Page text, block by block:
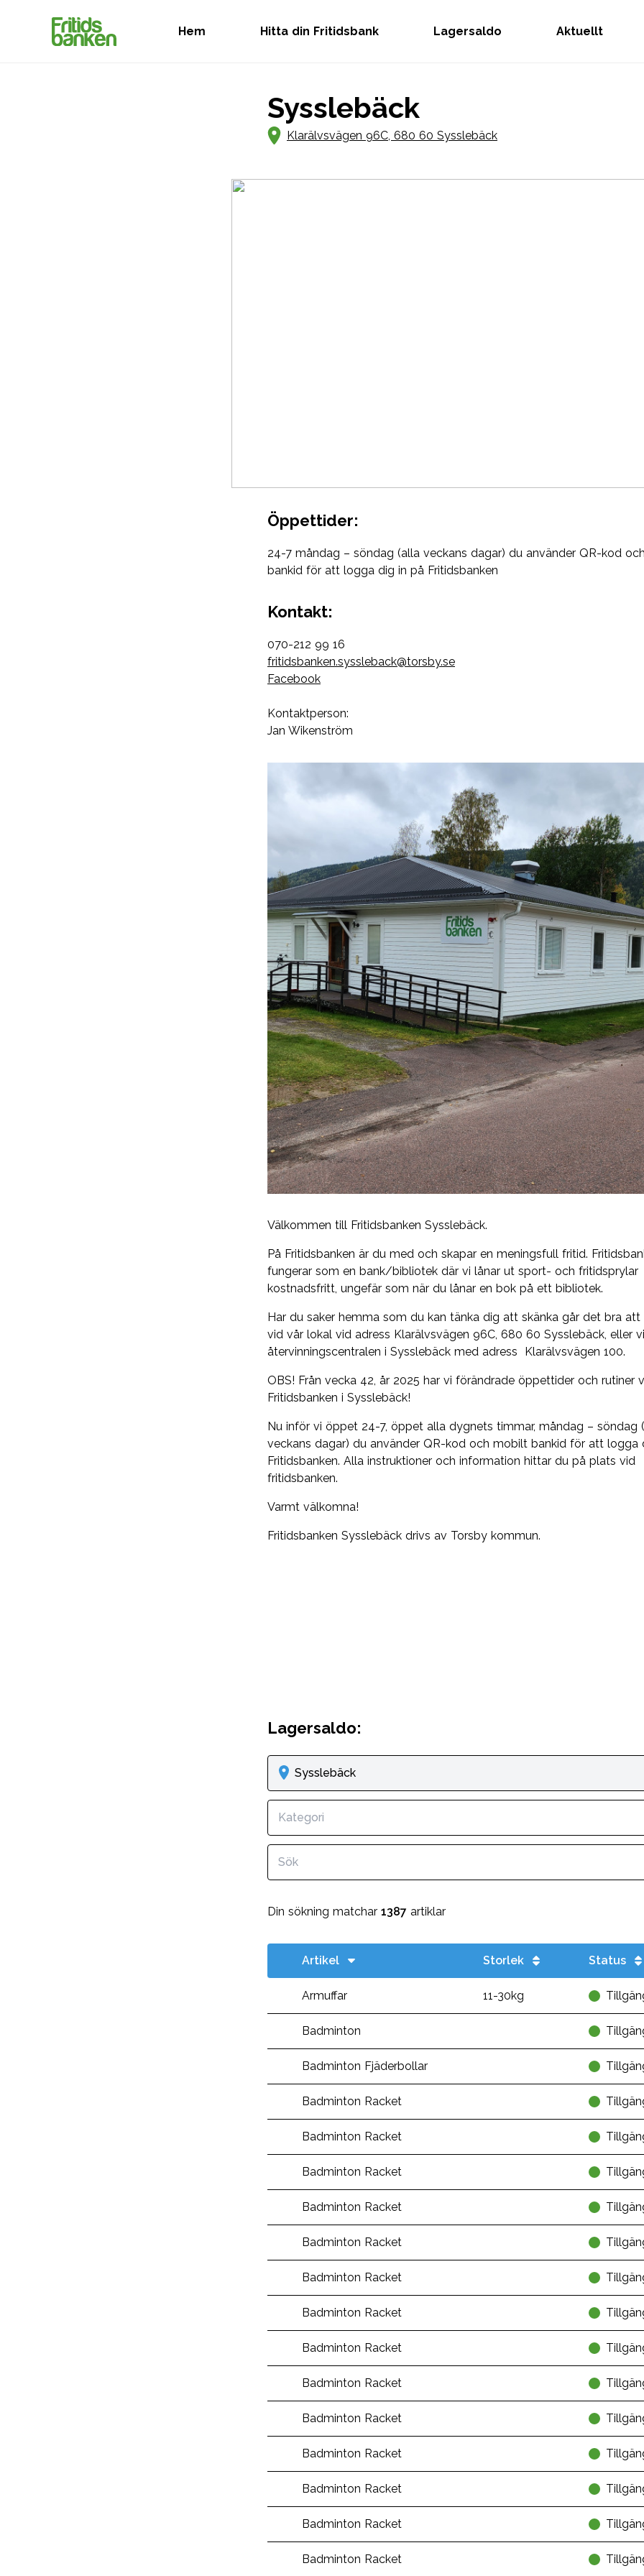
Hem Hitta din Fritidsbank Lagersaldo Aktuellt
Sysslebäck
Klarälvsvägen 96C, 680 60 Sysslebäck
Öppettider:
24-7 måndag – söndag (alla veckans dagar) du använder QR-kod
bankid för att logga dig in på Fritidsbanken
Kontakt:
070-212 99 16
fritidsbanken.syssleback@torsby.se
Facebook
Kontaktperson:
Jan Wikenström
Välkommen till Fritidsbanken Sysslebäck.
På Fritidsbanken är du med och skapar en meningsfull fritid.
fungerar som en bank/bibliotek där vi lånar ut sport- och fritidsprylar
kostnadsfritt, ungefär som när du lånar en bok på ett bibliotek.
Har du saker hemma som du kan tänka dig att skänka går det bra
vid vår lokal vid adress Klarälvsvägen 96C, 680 60 Sysslebäck, eller
återvinningscentralen i Sysslebäck med adress Klarälvsvägen 100.
OBS! Från vecka 42, år 2025 har vi förändrade öppettider och rutiner
Fritidsbanken i Sysslebäck!
Nu inför vi öppet 24-7, öppet alla dygnets timmar, måndag – söndag
veckans dagar) du använder QR-kod och mobilt bankid för att logga
Fritidsbanken. Alla instruktioner och information hittar du på plats vid
fritidsbanken.
Varmt välkomna!
Fritidsbanken Sysslebäck drivs av Torsby kommun.
Lagersaldo:
Sysslebäck
Kategori
Din sökning matchar 1387 artiklar
Artikel Storlek Status
Armuffar 11-30kg
Badminton
Badminton Fjäderbollar
Badminton Racket
Badminton Racket
Badminton Racket
Badminton Racket
Badminton Racket
Badminton Racket
Badminton Racket
Badminton Racket
Badminton Racket
Badminton Racket
Badminton Racket
Badminton Racket
Badminton Racket
Badminton Racket